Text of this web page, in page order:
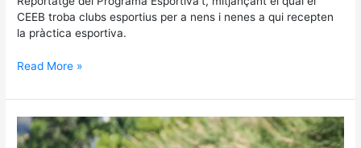
CEEB troba clubs esportius per a nens i nenes a qui recepten
la pràctica esportiva.
Read More »
El
Cros